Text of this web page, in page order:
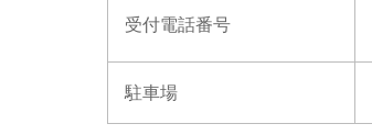
受付電話番号
駐車場